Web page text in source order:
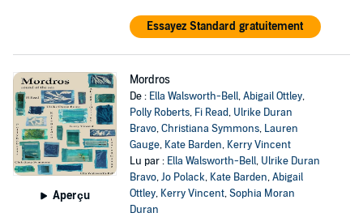
Essayez Standard gratuitement
Aperçu
Mordros
De : Ella Walsworth-Bell,Abigail Ottley,
Polly Roberts, Fi Read, Ulrike Duran
Bravo,Christiana Symmons, Lauren
Gauge, Kate Barden, Kerry Vincent
Lu par : Ella Walsworth-Bell, Ulrike Duran
Bravo,Jo Polack, Kate Barden,Abigail
Ottley, Kerry Vincent,Sophia Moran
Duran